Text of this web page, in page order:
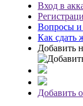
Вход в
Вопросы и
Как сдать
Добавить
Добавить